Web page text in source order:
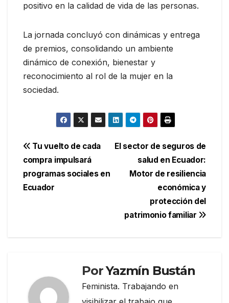
positivo en la calidad de vida de las personas.
La jornada concluyó con dinámicas y entrega
de premios, consolidando un ambiente
dinámico de conexión, bienestar y
reconocimiento al rol de la mujer en la
sociedad.
Navegación
de
entradas
El sector de seguros de
salud en Ecuador:
Motor de resiliencia
económica y
protección del
patrimonio familiar
Tu vuelto de cada
compra impulsará
programas sociales en
Ecuador
PorYazmín Bustán
Feminista. Trabajando en